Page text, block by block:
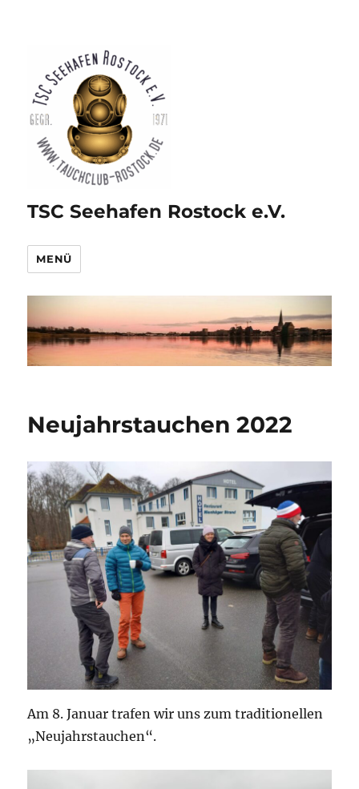
TSC Seehafen Rostock e.V.
MENÜ
Neujahrstauchen 2022
Am 8. Januar trafen wir uns zum traditionellen
„Neujahrstauchen“.